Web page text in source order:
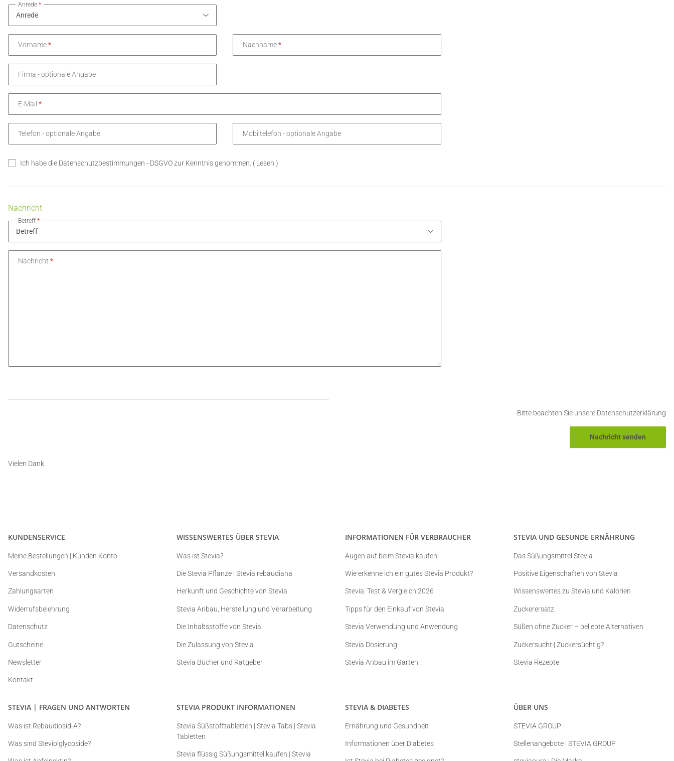
Anrede
Vorname Nachname
Firma - optionale Angabe
E-Mail
Telefon - optionale Angabe Mobiltelefon - optionale Angabe
Ich habe die Datenschutzbestimmungen - DSGVO zur Kenntnis genommen. ( Lesen )
Nachricht
Betreff
Nachricht
Bitte beachten Sie unsere Datenschutzerklärung
Nachricht senden
Vielen Dank.
KUNDENSERVICE
Meine Bestellungen | Kunden Konto
Versandkosten
Zahlungsarten
Widerrufsbelehrung
Datenschutz
Gutscheine
Newsletter
Kontakt
WISSENSWERTES ÜBER STEVIA
Was ist Stevia?
Die Stevia Pflanze | Stevia rebaudiana
Herkunft und Geschichte von Stevia
Stevia Anbau, Herstellung und Verarbeitung
Die Inhaltsstoffe von Stevia
Die Zulassung von Stevia
Stevia Bücher und Ratgeber
INFORMATIONEN FÜR VERBRAUCHER
Augen auf beim Stevia kaufen!
Wie erkenne ich ein gutes Stevia Produkt?
Stevia: Test & Vergleich 2026
Tipps für den Einkauf von Stevia
Stevia Verwendung und Anwendung
Stevia Dosierung
Stevia Anbau im Garten
STEVIA UND GESUNDE ERNÄHRUNG
Das Süßungsmittel Stevia
Positive Eigenschaften von Stevia
Wissenswertes zu Stevia und Kalorien
Zuckerersatz
Süßen ohne Zucker – beliebte Alternativen
Zuckersucht | Zuckersüchtig?
Stevia Rezepte
STEVIA | FRAGEN UND ANTWORTEN
Was ist Rebaudiosid-A?
Was sind Steviolglycoside?
STEVIA PRODUKT INFORMATIONEN
Stevia Süßstofftabletten | Stevia Tabs | Stevia
Tabletten
Stevia flüssig Süßungsmittel kaufen | Stevia
STEVIA & DIABETES
Ernährung und Gesundheit
Informationen über Diabetes
ÜBER UNS
STEVIA GROUP
Stellenangebote | STEVIA GROUP